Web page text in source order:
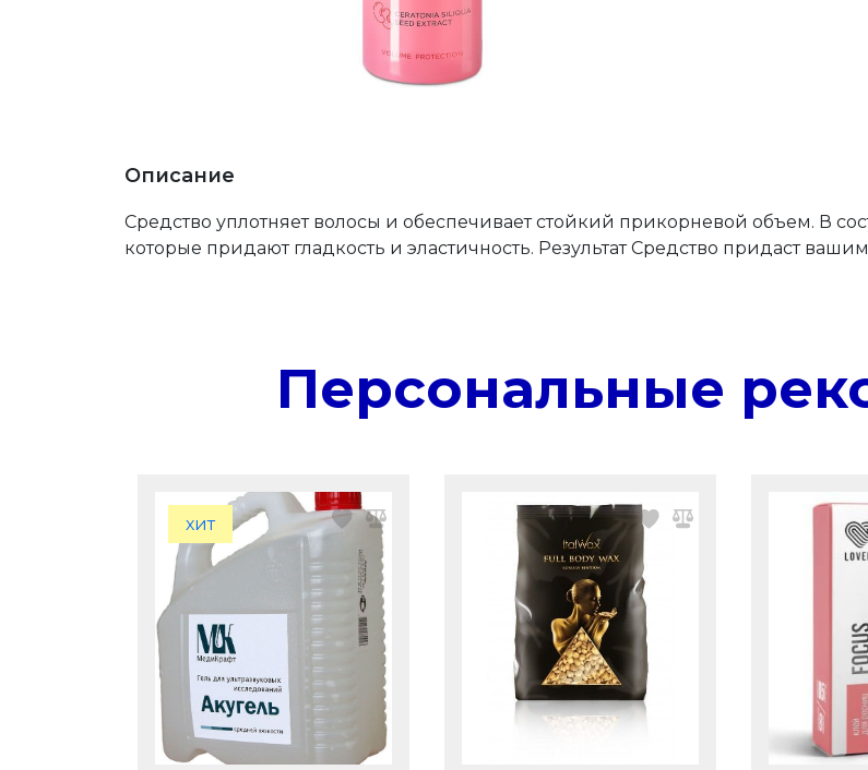
Описание
Средство уплотняет волосы и обеспечивает стойкий прикорневой объем. В
которые придают гладкость и эластичность. Результат Средство придаст
Персональные
хит